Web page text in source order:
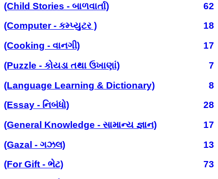
(Child Stories - બાળવાર્તા)
62
(Computer - કમ્પ્યુટર )
18
(Cooking - વાનગી)
17
(Puzzle - કોયડા તથા ઉખાણાં)
7
(Language Learning & Dictionary)
8
(Essay - નિબંધો)
28
(General Knowledge - સામાન્ય જ્ઞાન)
17
(Gazal - ગઝલ)
13
(For Gift - ભેટ)
73